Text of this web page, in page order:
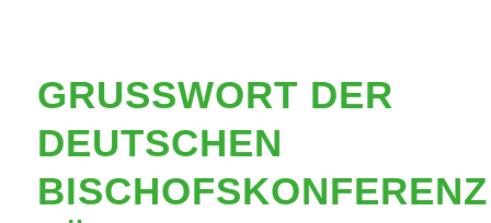
GRUSSWORT DER D
EUTSCHEN B
ISCHOFSKONFERENZ F